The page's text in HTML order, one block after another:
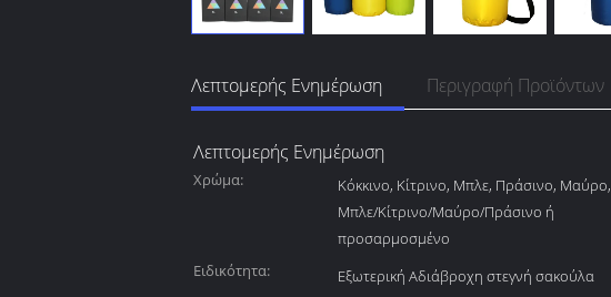
Λεπτομερής Ενημέρωση Περιγραφή Προϊόντων
Λεπτομερής Ενημέρωση
Χρώμα:
Κόκκινο, Κίτρινο, Μπλε, Πράσινο, Μαύρο,
Μπλε/Κίτρινο/Μαύρο/Πράσινο ή
προσαρμοσμένο
Ειδικότητα: Εξωτερική Αδιάβροχη στεγνή σακούλα